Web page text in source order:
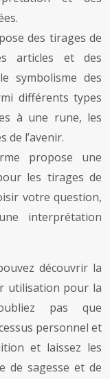
des tirages de
articles et des
symbolisme des
différents types
à une rune, les
de l’avenir.
propose une
les tirages de
votre question,
interprétation
découvrir la
utilisation pour la
pas que
personnel et
et laissez les
de sagesse et de